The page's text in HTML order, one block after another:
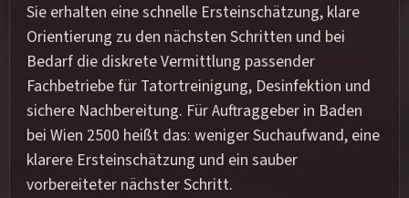
Sie erhalten eine schnelle Ersteinschätzung, klare
Orientierung zu den nächsten Schritten und bei
Bedarf die diskrete Vermittlung passender
Fachbetriebe für Tatortreinigung, Desinfektion und
sichere Nachbereitung. Für Auftraggeber in Baden
bei Wien 2500 heißt das: weniger Suchaufwand, eine
klarere Ersteinschätzung und ein sauber
vorbereiteter nächster Schritt.